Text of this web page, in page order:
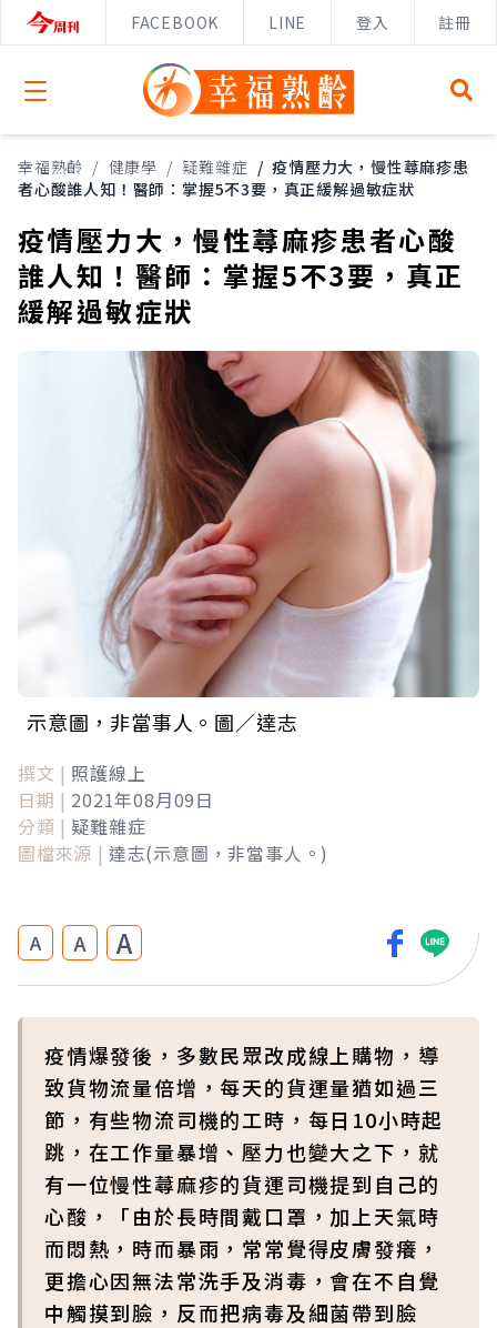
FACEBOOK LINE 登入 註冊
Open menu
幸福熟齡 / 健康學 / 疑難雜症 / 疫情壓力大，慢性蕁麻疹患
者心酸誰人知！醫師：掌握5不3要，真正緩解過敏症狀
疫情壓力大，慢性蕁麻疹患者心酸
誰人知！醫師：掌握5不3要，真正
緩解過敏症狀
示意圖，非當事人。圖／達志
撰文 | 照護線上
日期 | 2021年08月09日
分類 | 疑難雜症
圖檔來源 | 達志(示意圖，非當事人。)
A A A
疫情爆發後，多數民眾改成線上購物，導
致貨物流量倍增，每天的貨運量猶如過三
節，有些物流司機的工時，每日10小時起
跳，在工作量暴增、壓力也變大之下，就
有一位慢性蕁麻疹的貨運司機提到自己的
心酸，「由於長時間戴口罩，加上天氣時
而悶熱，時而暴雨，常常覺得皮膚發癢，
更擔心因無法常洗手及消毒，會在不自覺
中觸摸到臉，反而把病毒及細菌帶到臉